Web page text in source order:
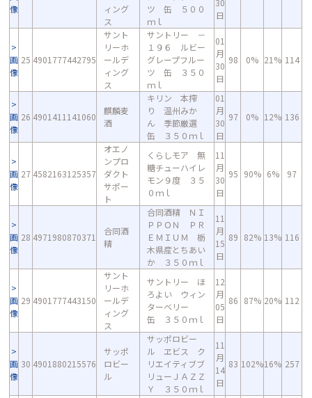
像
ィング
ス
ツ 缶 ５００
ｍｌ
30
日
画
像
25 4901777442795
サント
リーホ
ールデ
ィング
ス
サントリー －
１９６ ルビー
グレープフルー
ツ 缶 ３５０
ｍｌ
01
月
30
日
98 0% 21% 114
画
像
26 4901411141060
麒麟麦
酒
キリン 本搾
り 温州みか
ん 季節厳選
缶 ３５０ｍｌ
01
月
30
日
97 0% 12% 136
画
像
27 4582163125357
オエノ
ンプロ
ダクト
サポー
ト
くらしモア 無
糖チューハイレ
モン９度 ３５
０ｍｌ
11
月
30
日
95 90% 6% 97
画
像
28 4971980870371
合同酒
精
合同酒精 ＮＩ
ＰＰＯＮ ＰＲ
ＥＭＩＵＭ 栃
木県産とちあい
か ３５０ｍｌ
11
月
15
日
89 82% 13% 116
画
像
29 4901777443150
サント
リーホ
ールデ
ィング
ス
サントリー ほ
ろよい ウィン
ターベリー
缶 ３５０ｍｌ
12
月
05
日
86 87% 20% 112
画
像
30 4901880215576
サッポ
ロビー
ル
サッポロビー
ル ヱビス ク
リエイティブブ
リューＪＡＺＺ
Ｙ ３５０ｍｌ
11
月
14
日
83 102%16% 257